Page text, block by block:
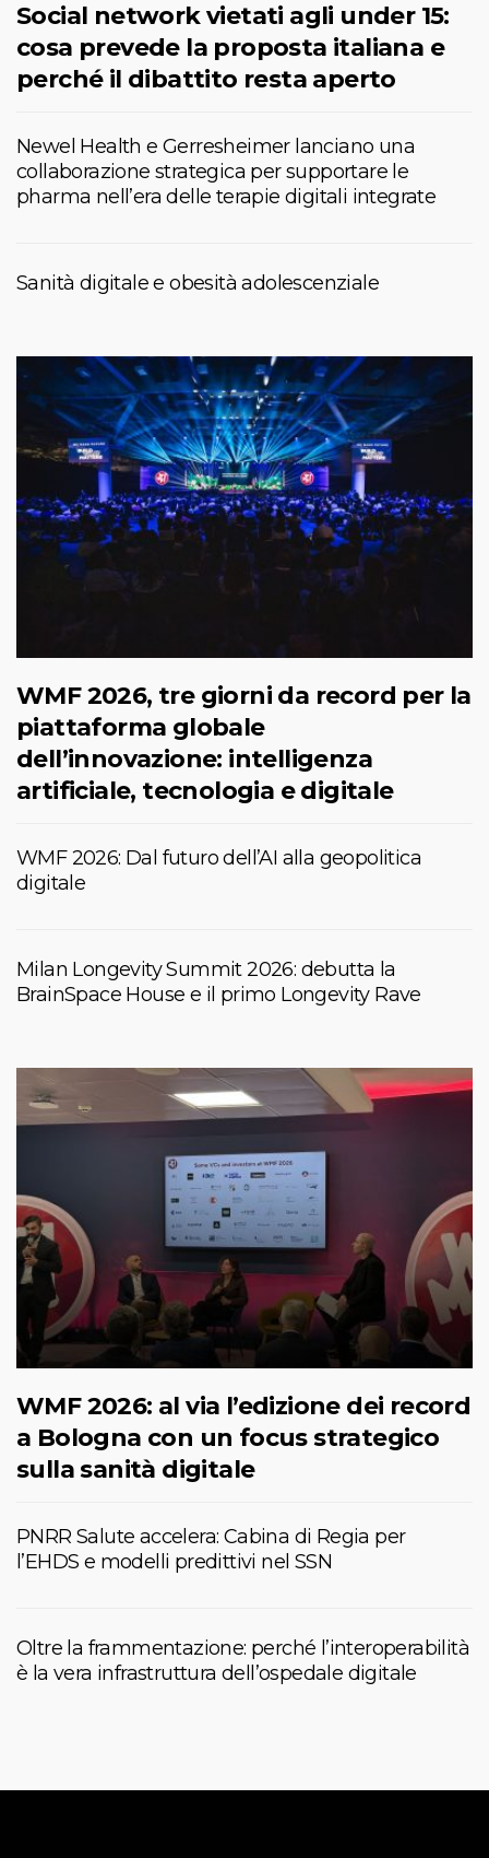
Social network vietati agli under 15:
cosa prevede la proposta italiana e
perché il dibattito resta aperto
Newel Health e Gerresheimer lanciano una
collaborazione strategica per supportare le
pharma nell’era delle terapie digitali integrate
Sanità digitale e obesità adolescenziale
WMF 2026, tre giorni da record per la
piattaforma globale
dell’innovazione: intelligenza
artificiale, tecnologia e digitale
WMF 2026: Dal futuro dell’AI alla geopolitica
digitale
Milan Longevity Summit 2026: debutta la
BrainSpace House e il primo Longevity Rave
WMF 2026: al via l’edizione dei record
a Bologna con un focus strategico
sulla sanità digitale
PNRR Salute accelera: Cabina di Regia per
l’EHDS e modelli predittivi nel SSN
Oltre la frammentazione: perché l’interoperabilità
è la vera infrastruttura dell’ospedale digitale